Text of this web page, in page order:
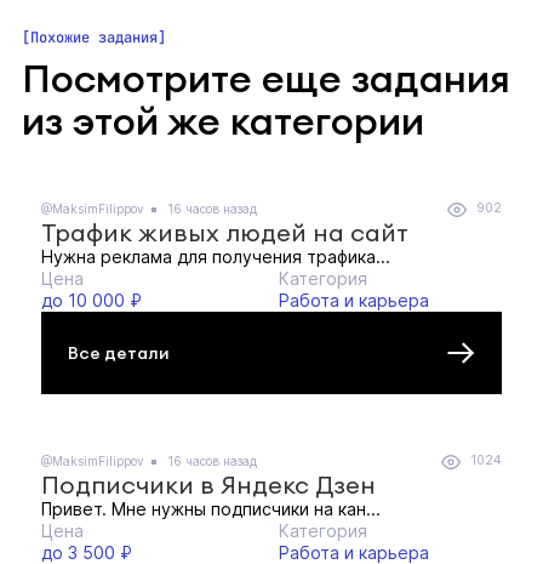
Похожие задания
Посмотрите еще задания
из этой же категории
@MaksimFilippov 16 часов назад 902
Трафик живых людей на сайт
Нужна реклама для получения трафика...
Цена
до 10 000 ₽
Категория
Работа и карьера
Все детали
@MaksimFilippov 16 часов назад 1024
Подписчики в Яндекс Дзен
Привет. Мне нужны подписчики на кан...
Цена
до 3 500 ₽
Категория
Работа и карьера